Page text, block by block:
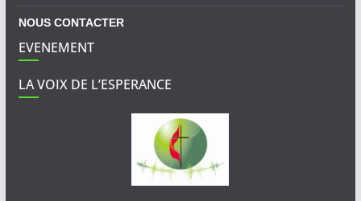
NOUS CONTACTER
EVENEMENT
LA VOIX DE L’ESPERANCE